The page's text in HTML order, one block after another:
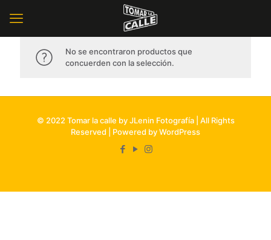
No se encontraron productos que
concuerden con la selección.
© 2022 Tomar la calle by JLenin Fotografía | All Rights
Reserved | Powered by WordPress